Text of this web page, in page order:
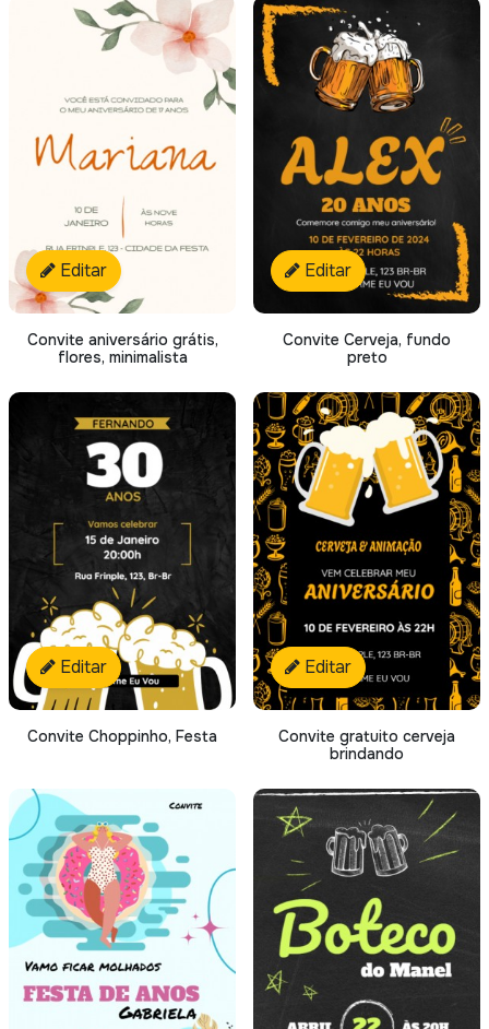
Editar
Convite aniversário grátis,
flores, minimalista
Editar
Convite Cerveja, fundo
preto
Editar
Convite Choppinho, Festa
Editar
Convite gratuito cerveja
brindando